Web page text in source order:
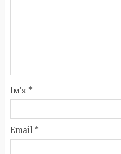
Ім'я *
Email *